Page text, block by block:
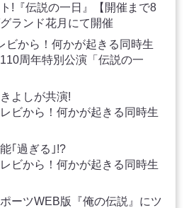
!『伝説の一日』【開催まで8
ランド花月にて開催
ビから！何かが起きる同時生
周年特別公演「伝説の一
よしが共演!
ビから！何かが起きる同時生
｢過ぎる｣!?
ビから！何かが起きる同時生
ーツWEB版『俺の伝説』にツ